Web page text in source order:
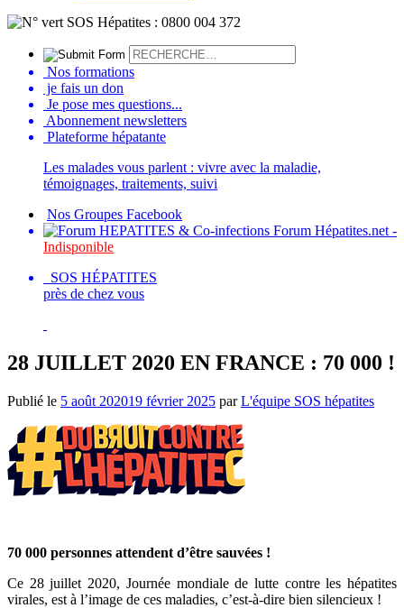
Nos formations
je fais un don
Je pose mes questions...
Abonnement newsletters
Plateforme hépatante
Les malades vous parlent : vivre avec la maladie,
témoignages, traitements, suivi
Nos Groupes Facebook
Forum Hépatites.net -
Indisponible
SOS HÉPATITES
près de chez vous
28 JUILLET 2020 EN FRANCE : 70 000 !
Publié le 5 août 202019 février 2025 parL'équipe SOS hépatites
70 000 personnes attendent d’être sauvées !
Ce 28 juillet 2020, Journée mondiale de lutte contre les hépatites
virales, est à l’image de ces maladies, c’est-à-dire bien silencieux !